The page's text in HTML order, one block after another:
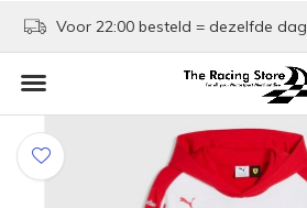
Voor 22:00 besteld = dezelfde dag verzonden!